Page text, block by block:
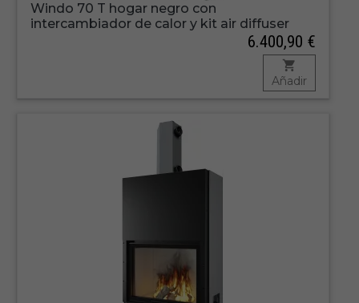
Windo 70 T hogar negro con
intercambiador de calor y kit air diffuser
6.400,90 €
Añadir